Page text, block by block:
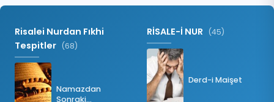
Risalei Nurdan Fıkhi
Tespitler (68)
Namazdan
Sonraki
RİSALE-İ NUR (45)
Derd-i Maişet